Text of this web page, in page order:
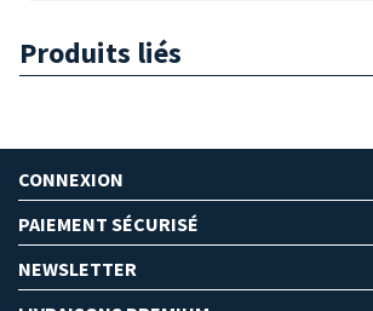
Produits liés
CONNEXION
PAIEMENT SÉCURISÉ
NEWSLETTER